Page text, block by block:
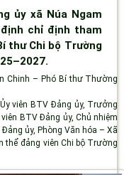
ủy xã Núa Ngam
chỉ định tham
thư Chi bộ Trường
Chinh – Phó Bí thư Thường
viên BTV Đảng ủy, Trưởng
BTV Đảng ủy, Chủ nhiệm
ủy, Phòng Văn hóa – Xã
thể đảng viên Chi bộ Trường